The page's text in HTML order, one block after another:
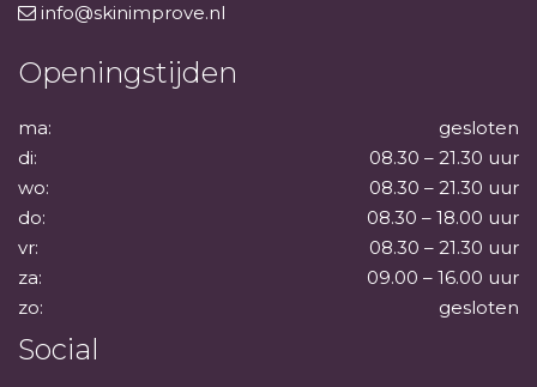
info@skinimprove.nl
Openingstijden
ma:
gesloten
di:
08.30 – 21.30 uur
wo:
08.30 – 21.30 uur
do:
08.30 – 18.00 uur
vr:
08.30 – 21.30 uur
za:
09.00 – 16.00 uur
zo:
gesloten
Social